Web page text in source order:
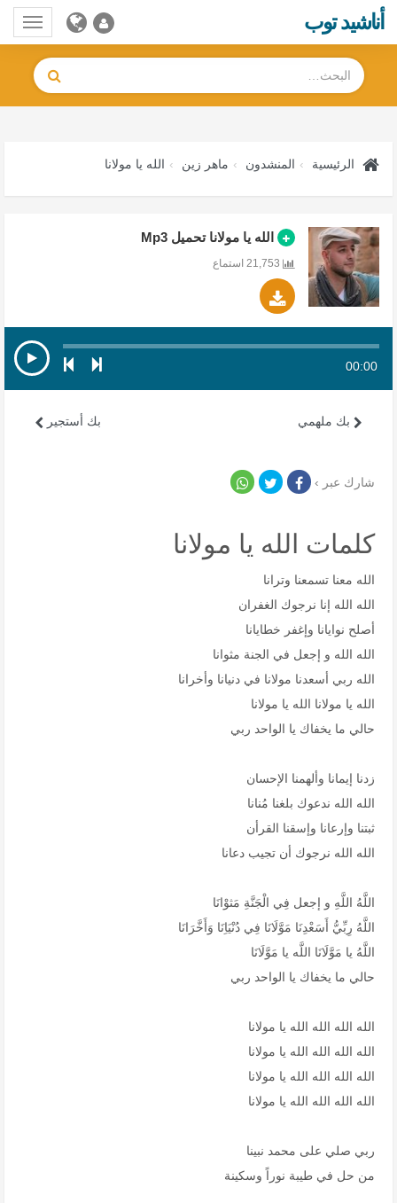
أناشيد توب
الرئيسية المنشدون ماهر زين الله يا مولانا
الله يا مولانا تحميل Mp3
00:00
بك أستجير بك ملهمي
شارك عبر ›
كلمات الله يا مولانا
الله معنا تسمعنا وترانا
الله الله إنا نرجوك الغفران
أصلح نوايانا وإغفر خطايانا
الله الله و إجعل في الجنة مثوانا
الله ربي أسعدنا مولانا في دنيانا وأخرانا
الله يا مولانا الله يا مولانا
حالي ما يخفاك يا الواحد ربي
زدنا إيمانا وألهمنا الإحسان
الله الله ندعوك بلغنا مُنانا
ثبتنا وإرعانا وإسقنا القرأن
الله الله نرجوك أن تجيب دعانا
اللَّهُ اللَّهِ و إجعل فِي الْجَنَّةِ مَثوْانَا
اللَّهُ رِبِّيُّ أَسَعْدِنَا مَوَّلَانَا فِي دُنْيَاِنَا وَأَخَّرَانَا
اللَّهُ يا مَوَّلَانَا اللَّه يا مَوَّلَانَا
حالي ما يخفاك يا الواحد ربي
الله الله الله الله يا مولانا
الله الله الله الله يا مولانا
الله الله الله الله يا مولانا
الله الله الله الله يا مولانا
ربي صلي على محمد نبينا
من حل في طيبة نوراً وسكينة